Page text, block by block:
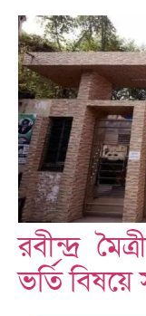
রবীন্দ্র
ভর্তি